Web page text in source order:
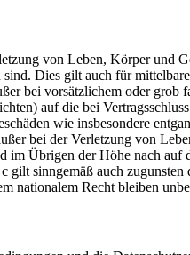
von Leben, Körper und
Dies gilt auch für
bei vorsätzlichem oder
auf die bei
wie insbesondere
bei der Verletzung von
im Übrigen der Höhe nach
gilt sinngemäß auch
nationalem Recht bleiben